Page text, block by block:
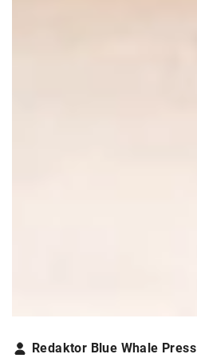
Redaktor Blue Whale Press